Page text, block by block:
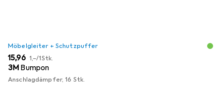
Möbelgleiter + Schutzpuffer
EUR
15,96 EUR
1,–/1Stk.
3M Bumpon
Anschlagdämpfer, 16 Stk.